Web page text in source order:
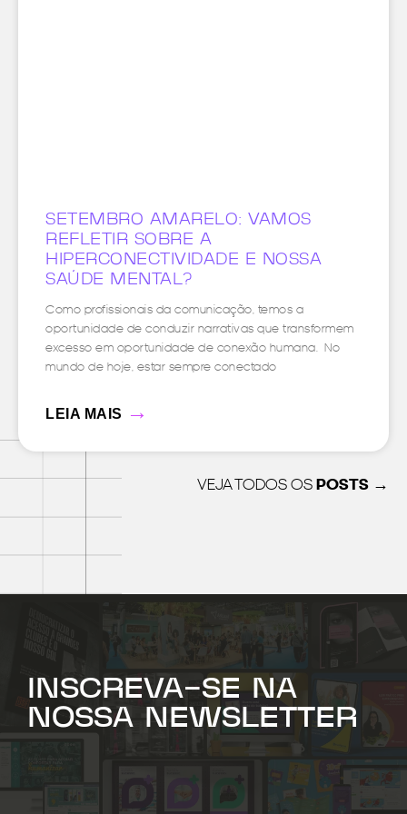
SETEMBRO AMARELO: VAMOS
REFLETIR SOBRE A
HIPERCONECTIVIDADE E NOSSA
SAÚDE MENTAL?
Como profissionais da comunicação, temos a
oportunidade de conduzir narrativas que transformem
excesso em oportunidade de conexão humana. No
mundo de hoje, estar sempre conectado
LEIA MAIS →
VEJA TODOS OSPOSTS →
INSCREVA-SE NA
NOSSA NEWSLETTER